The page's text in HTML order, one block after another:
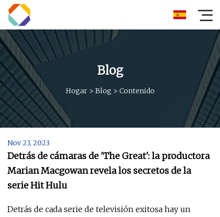
Blog
Hogar> Blog > Contenido
Nov 23, 2023
Detrás de cámaras de 'The Great': la productora
Marian Macgowan revela los secretos de la
serie Hit Hulu
Detrás de cada serie de televisión exitosa hay un